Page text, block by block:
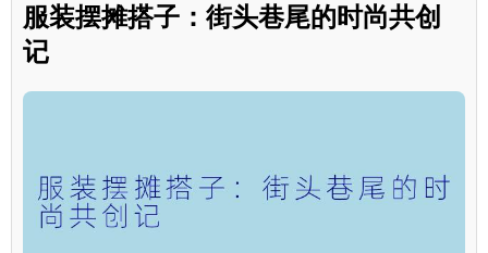
服装摆摊搭子：街头巷尾的时尚共创
记